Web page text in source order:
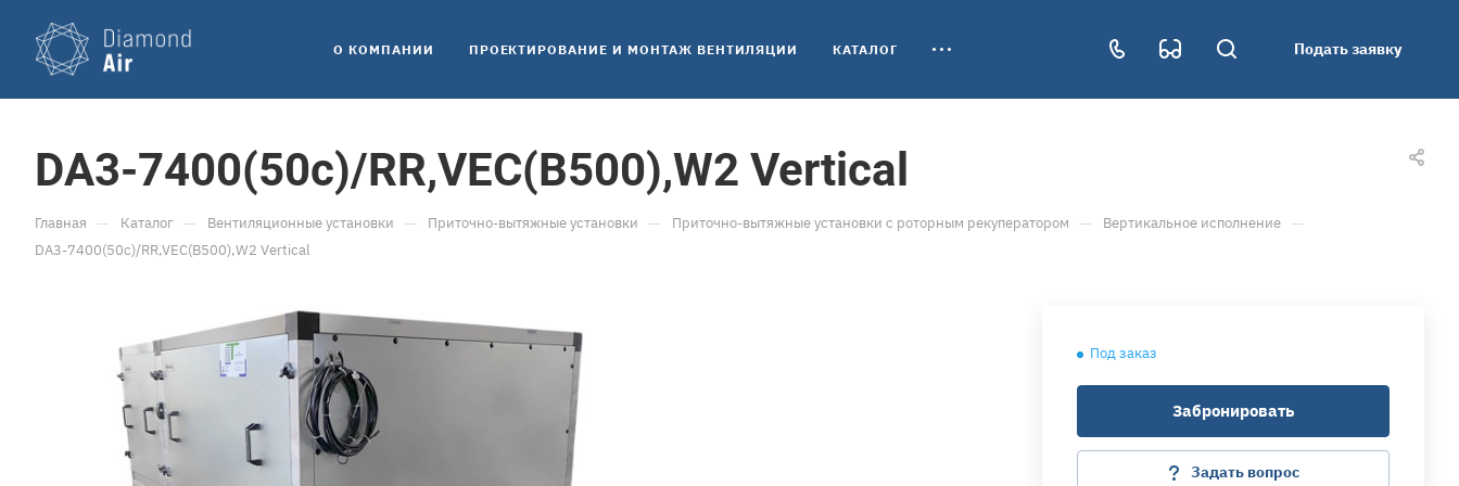
O КОМПАНИИ ПРОЕКТИРОВАНИЕ И МОНТАЖ ВЕНТИЛЯЦИИ КАТАЛОГ Подать заявку
DA3-7400(50c)/RR,VEC(B500),W2 Vertical
Главная — Каталог — Вентиляционные установки — Приточно-вытяжные установки — Приточно-вытяжные установки с роторным рекуператором — Вертикальное исполнение —
DA3-7400(50c)/RR,VEC(B500),W2 Vertical
Под заказ
Забронировать
Задать вопрос